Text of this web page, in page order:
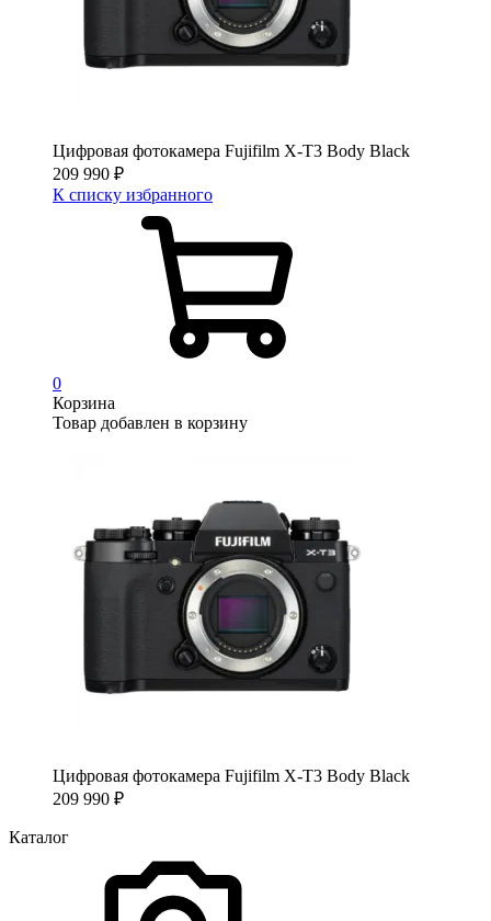
Цифровая фотокамера Fujifilm X-T3 Body Black
209 990 ₽
К списку избранного
0
Корзина
Товар добавлен в корзину
Цифровая фотокамера Fujifilm X-T3 Body Black
209 990 ₽
Каталог